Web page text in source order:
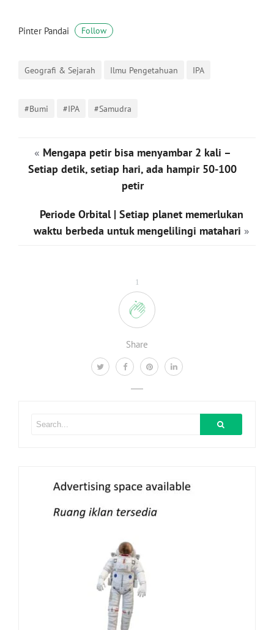
1
Share
Pinter Pandai Follow
Geografi & Sejarah Ilmu Pengetahuan IPA
#Bumi #IPA #Samudra
« Mengapa petir bisa menyambar 2 kali –
Setiap detik, setiap hari, ada hampir 50-100
petir
Periode Orbital | Setiap planet memerlukan
waktu berbeda untuk mengelilingi matahari »